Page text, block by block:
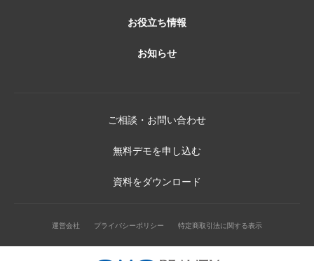
お役立ち情報
お知らせ
ご相談・お問い合わせ
無料デモを申し込む
資料をダウンロード
運営会社 プライバシーポリシー 特定商取引法に関する表示